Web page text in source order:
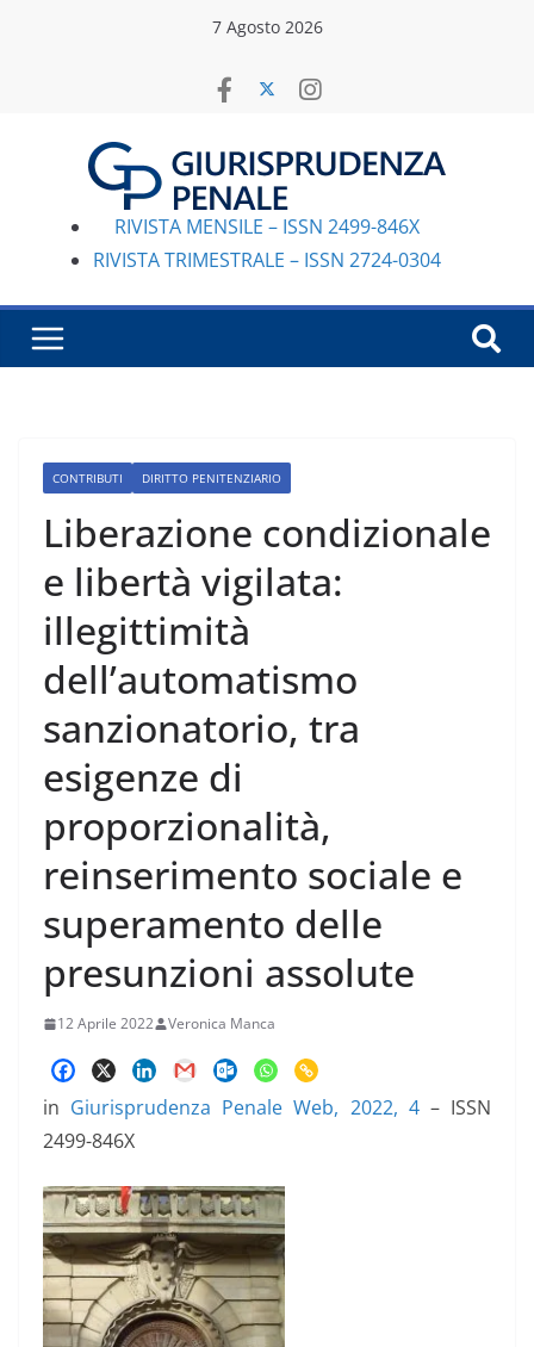
7 Agosto 2026
RIVISTA MENSILE – ISSN 2499-846X
RIVISTA TRIMESTRALE – ISSN 2724-0304
CONTRIBUTI DIRITTO PENITENZIARIO
Liberazione condizionale
e libertà vigilata:
illegittimità
dell’automatismo
sanzionatorio, tra
esigenze di
proporzionalità,
reinserimento sociale e
superamento delle
presunzioni assolute
12 Aprile 2022 Veronica Manca
in Giurisprudenza Penale Web, 2022, 4– ISSN
2499-846X